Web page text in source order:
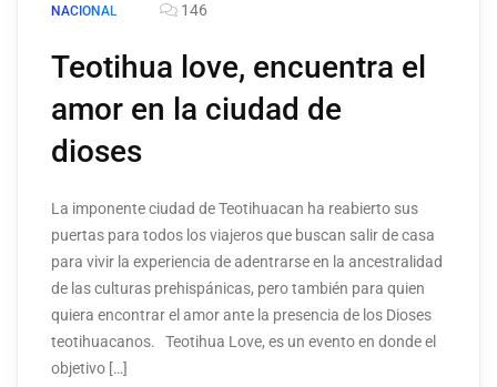
NACIONAL 146
Teotihua love, encuentra el
amor en la ciudad de
dioses
La imponente ciudad de Teotihuacan ha reabierto sus
puertas para todos los viajeros que buscan salir de casa
para vivir la experiencia de adentrarse en la ancestralidad
de las culturas prehispánicas, pero también para quien
quiera encontrar el amor ante la presencia de los Dioses
teotihuacanos. Teotihua Love, es un evento en donde el
objetivo […]